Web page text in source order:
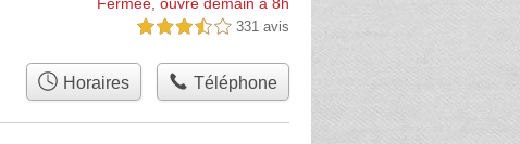
3,5 étoiles sur 5 331 avis
Horaires Téléphone